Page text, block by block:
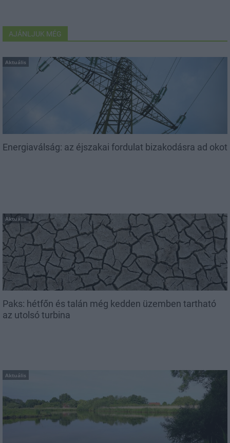
AJÁNLJUK MÉG
Aktuális
Energiaválság: az éjszakai fordulat bizakodásra ad okot
Aktuális
Paks: hétfőn és talán még kedden üzemben tartható
az utolsó turbina
Aktuális